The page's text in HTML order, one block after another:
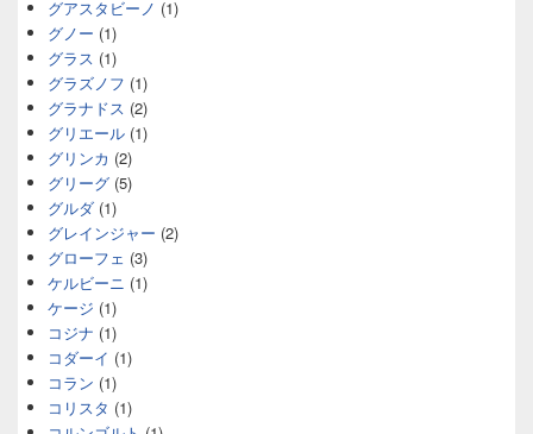
グアスタビーノ (1)
グノー (1)
グラス (1)
グラズノフ (1)
グラナドス (2)
グリエール (1)
グリンカ (2)
グリーグ (5)
グルダ (1)
グレインジャー (2)
グローフェ (3)
ケルビーニ (1)
ケージ (1)
コジナ (1)
コダーイ (1)
コラン (1)
コリスタ (1)